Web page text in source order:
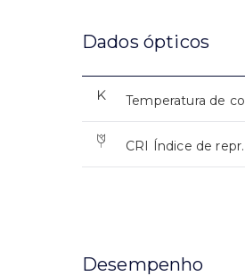
Dados ópticos
Temperatura de
CRI Índice de
Desempenho